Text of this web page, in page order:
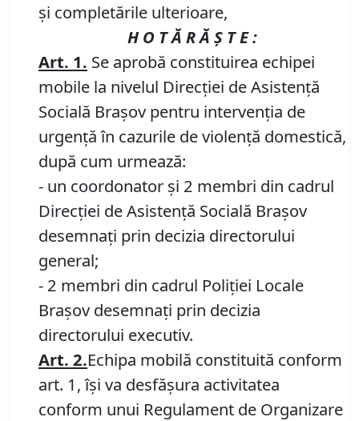
şi completările ulterioare,
H O T Ă R Ă Ş T E :
Art. 1. Se aprobă constituirea echipei
mobile la nivelul Direcţiei de Asistenţă
Socială Braşov pentru intervenţia de
urgenţă în cazurile de violenţă domestică,
după cum urmează:
- un coordonator şi 2 membri din cadrul
Direcţiei de Asistenţă Socială Braşov
desemnaţi prin decizia directorului
general;
- 2 membri din cadrul Poliţiei Locale
Braşov desemnaţi prin decizia
directorului executiv.
Art. 2.Echipa mobilă constituită conform
art. 1, îşi va desfăşura activitatea
conform unui Regulament de Organizare